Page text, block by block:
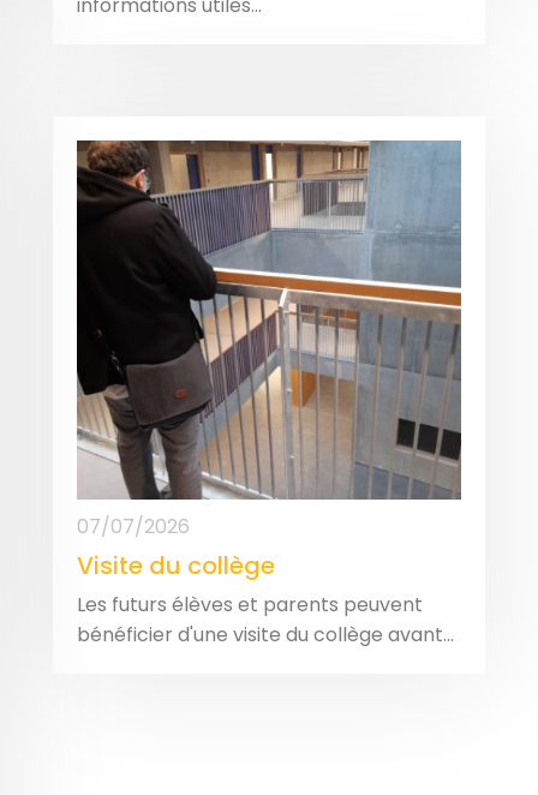
informations utiles...
07/07/2026
Visite du collège
Les futurs élèves et parents peuvent
bénéficier d'une visite du collège avant...